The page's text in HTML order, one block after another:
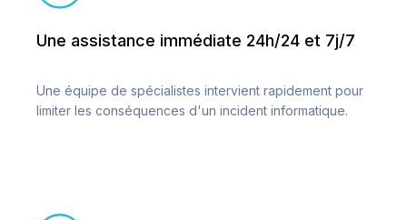
Une assistance immédiate 24h/24 et 7j/7
Une équipe de spécialistes intervient rapidement pour
limiter les conséquences d'un incident informatique.